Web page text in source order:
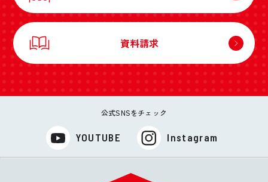
資料請求
公式SNSをチェック
YOUTUBE Instagram